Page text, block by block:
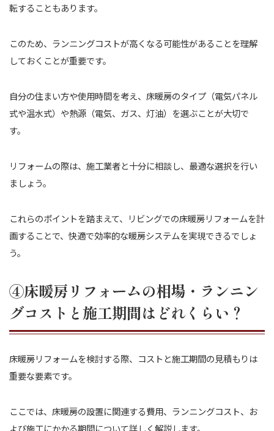
転することもあります。
このため、ランニングコストが高くなる可能性があることを理解
しておくことが重要です。
自分の住まい方や使用時間を考え、床暖房のタイプ（電気パネル
式や温水式）や熱源（電気、ガス、灯油）を選ぶことが大切で
す。
リフォームの際は、施工業者と十分に相談し、最適な選択を行い
ましょう。
これらのポイントを踏まえて、リビングでの床暖房リフォームを計
画することで、快適で効率的な暖房システムを実現できるでしょ
う。
④床暖房リフォームの相場・ランニン
グコストと施工期間はどれくらい？
床暖房リフォームを検討する際、コストと施工期間の見積もりは
重要な要素です。
ここでは、床暖房の設置に関連する費用、ランニングコスト、お
よび施工にかかる期間について詳しく解説します。